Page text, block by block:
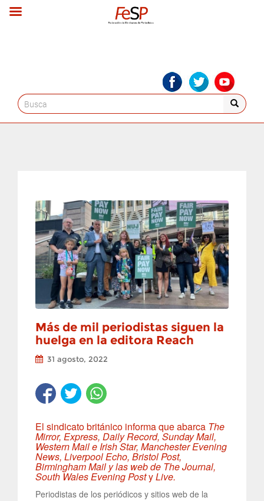
Search
for:
Más de mil periodistas siguen la
huelga en la editora Reach
31 agosto, 2022
El sindicato británico informa que abarca The
Mirror, Express, Daily Record, Sunday Mail,
Western Mail e Irish Star, Manchester Evening
News, Liverpool Echo, Bristol Post,
Birmingham Mail y las web de The Journal,
South Wales Evening PostyLive.
Periodistas de los periódicos y sitios web de la